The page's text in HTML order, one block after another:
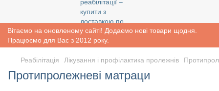
Вітаємо на оновленому сайті! Додаємо нові товари щодня.
Працюємо для Вас з 2012 року.
Реабiлiтацiя Лікування і профілактика пролежнів
Протипролежневі матраци